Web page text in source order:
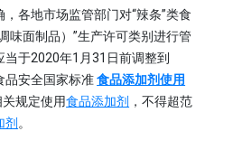
地市场监管部门对“辣条”类食
味面制品）”生产许可类别进行管
于2020年1月31日前调整到
品安全国家标准食品添加剂使用
关规定使用食品添加剂 ，不得超范
剂 。